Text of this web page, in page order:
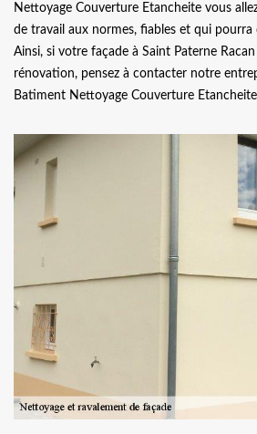
Nettoyage Couverture Etancheite vous
de travail aux normes, fiables et qui pourra
Ainsi, si votre façade à Saint Paterne Racan
rénovation, pensez à contacter notre
Batiment Nettoyage Couverture